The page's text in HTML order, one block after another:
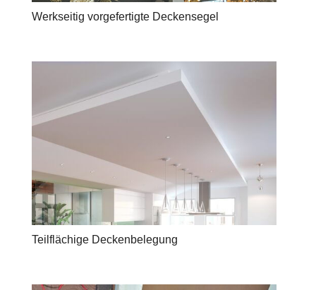
Werkseitig vorgefertigte Deckensegel
Teilflächige Deckenbelegung